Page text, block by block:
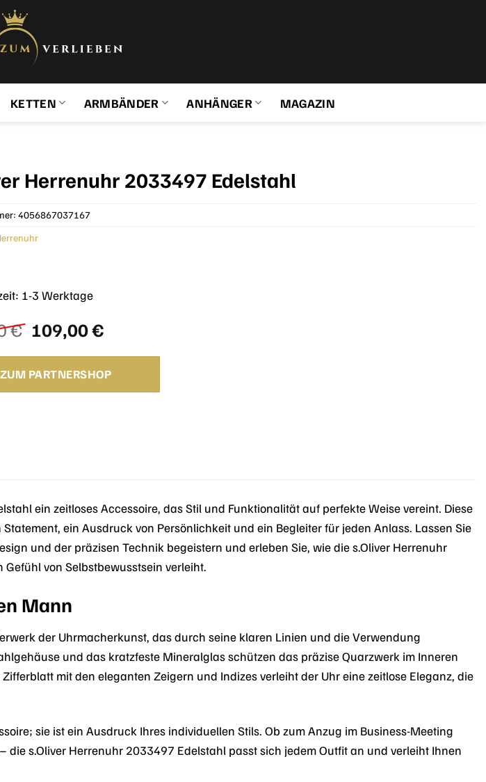
KETTEN ARMBÄNDER ANHÄNGER MAGAZIN
Herrenuhr 2033497 Edelstahl
€ Ursprünglicher
Preis
war:
119,00 €
109,00€Aktueller
ist:
109,00 €.
1-3 Werktage
ZUM PARTNERSHOP
4056867037167
ein zeitloses Accessoire, das Stil und Funktionalität auf perfekte Weise vereint. Diese
ein Ausdruck von Persönlichkeit und ein Begleiter für jeden Anlass. Lassen Sie
und der präzisen Technik begeistern und erleben Sie, wie die s.Oliver Herrenuhr
von Selbstbewusstsein verleiht.
Mann
der Uhrmacherkunst, das durch seine klaren Linien und die Verwendung
und das kratzfeste Mineralglas schützen das präzise Quarzwerk im Inneren
mit den eleganten Zeigern und Indizes verleiht der Uhr eine zeitlose Eleganz, die
sie ist ein Ausdruck Ihres individuellen Stils. Ob zum Anzug im Business-Meeting
s.Oliver Herrenuhr 2033497 Edelstahl passt sich jedem Outfit an und verleiht Ihnen